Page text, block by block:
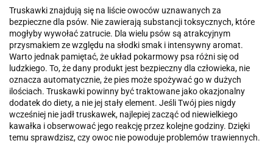
Truskawki znajdują się na liście owoców uznawanych za
bezpieczne dla psów. Nie zawierają substancji toksycznych, które
mogłyby wywołać zatrucie. Dla wielu psów są atrakcyjnym
przysmakiem ze względu na słodki smak i intensywny aromat.
Warto jednak pamiętać, że układ pokarmowy psa różni się od
ludzkiego. To, że dany produkt jest bezpieczny dla człowieka, nie
oznacza automatycznie, że pies może spożywać go w dużych
ilościach. Truskawki powinny być traktowane jako okazjonalny
dodatek do diety, a nie jej stały element. Jeśli Twój pies nigdy
wcześniej nie jadł truskawek, najlepiej zacząć od niewielkiego
kawałka i obserwować jego reakcję przez kolejne godziny. Dzięki
temu sprawdzisz, czy owoc nie powoduje problemów trawiennych.